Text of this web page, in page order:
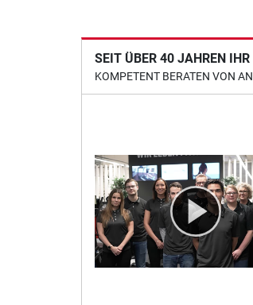
SEIT ÜBER 40 JAHREN
KOMPETENT BERATEN VON